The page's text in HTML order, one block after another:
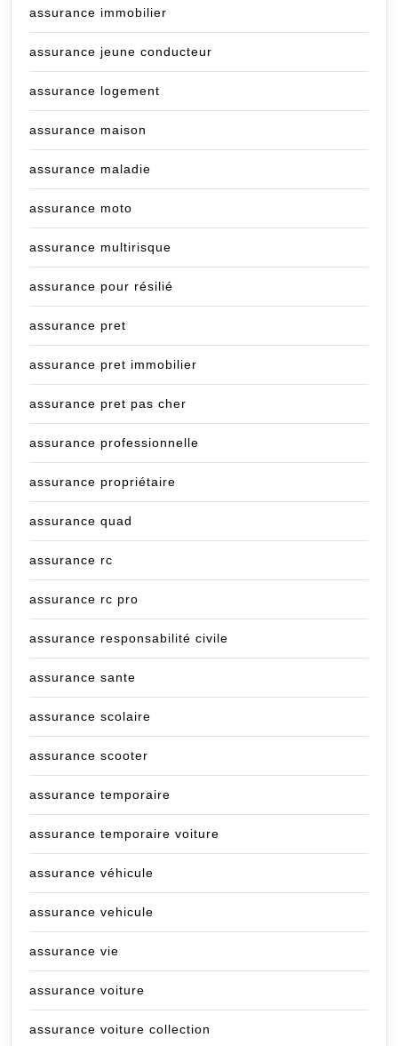
assurance immobilier
assurance jeune conducteur
assurance logement
assurance maison
assurance maladie
assurance moto
assurance multirisque
assurance pour résilié
assurance pret
assurance pret immobilier
assurance pret pas cher
assurance professionnelle
assurance propriétaire
assurance quad
assurance rc
assurance rc pro
assurance responsabilité civile
assurance sante
assurance scolaire
assurance scooter
assurance temporaire
assurance temporaire voiture
assurance véhicule
assurance vehicule
assurance vie
assurance voiture
assurance voiture collection